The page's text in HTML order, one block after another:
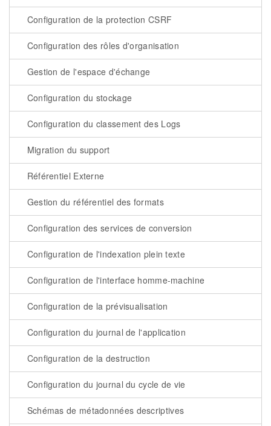
Configuration de la protection CSRF
Configuration des rôles d'organisation
Gestion de l'espace d'échange
Configuration du stockage
Configuration du classement des Logs
Migration du support
Référentiel Externe
Gestion du référentiel des formats
Configuration des services de conversion
Configuration de l'indexation plein texte
Configuration de l'interface homme-machine
Configuration de la prévisualisation
Configuration du journal de l'application
Configuration de la destruction
Configuration du journal du cycle de vie
Schémas de métadonnées descriptives